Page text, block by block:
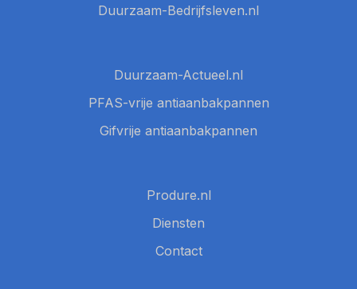
Duurzaam-Bedrijfsleven.nl
Duurzaam-Actueel.nl
PFAS-vrije antiaanbakpannen
Gifvrije antiaanbakpannen
Produre.nl
Diensten
Contact